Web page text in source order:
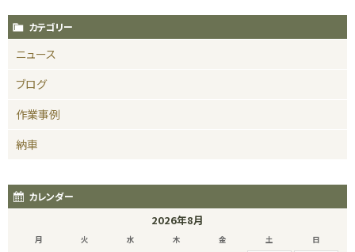
カテゴリー
ニュース
ブログ
作業事例
納車
カレンダー
2026年8月
月 火 水 木 金 土 日